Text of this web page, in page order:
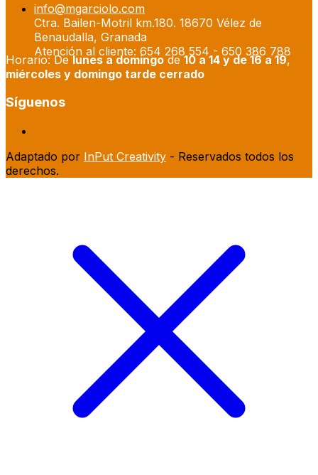
info@mgarciolo.com
Ctra. Bailen-Motril km.180. 18670 Vélez de
Benaudalla, Granada
Atención al cliente: 654 268 554 - 650 386 788
Horario: Delunes a domingode10 a 14 y de 16 a 19,
miércoles y domingo tarde cerrado
Síguenos
Adaptado por InPut Creativity - Reservados todos los
derechos.